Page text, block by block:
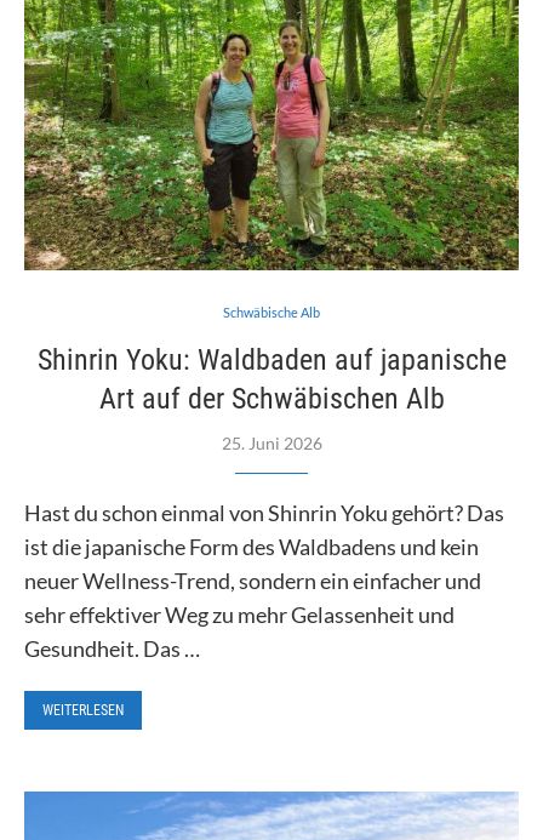
Schwäbische Alb
Shinrin Yoku: Waldbaden auf japanische
Art auf der Schwäbischen Alb
25. Juni 2026
Hast du schon einmal von Shinrin Yoku gehört? Das
ist die japanische Form des Waldbadens und kein
neuer Wellness-Trend, sondern ein einfacher und
sehr effektiver Weg zu mehr Gelassenheit und
Gesundheit. Das …
WEITERLESEN